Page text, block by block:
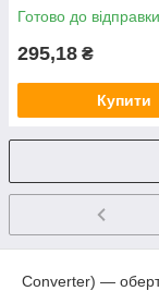
Готово до відправки
295,18 ₴
Купити
Converter) —